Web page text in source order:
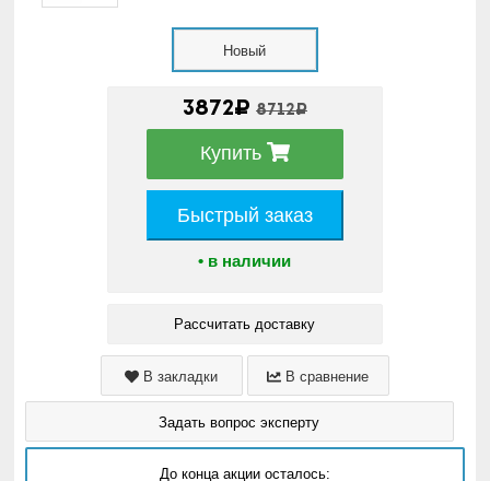
Новый
3872₽ 8712₽
Купить
Быстрый заказ
• в наличии
Рассчитать доставку
В закладки В сравнение
Задать вопрос эксперту
До конца акции осталось: